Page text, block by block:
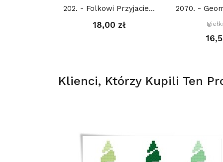
202. - Folkowi Przyjaciele: Kot 1. (PDF)
18,00 zł
Klienci, Którzy Kupili Ten